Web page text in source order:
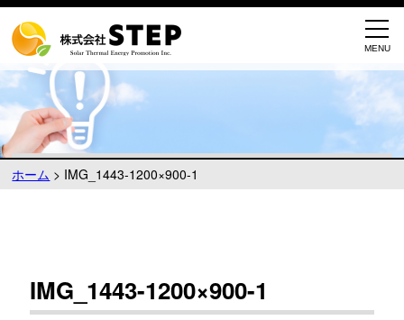
ホーム > IMG_1443-1200×900-1
IMG_1443-1200×900-1